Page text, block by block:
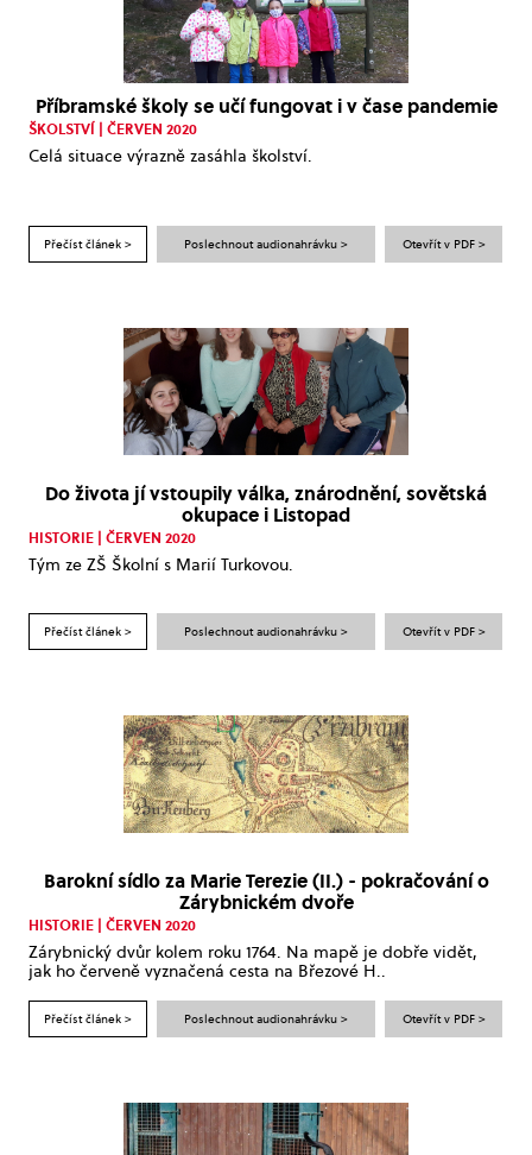
Příbramské školy se učí fungovat i v čase pandemie
ŠKOLSTVÍ | ČERVEN 2020
Celá situace výrazně zasáhla školství.
Přečíst článek > Poslechnout audionahrávku > Otevřít v PDF >
Do života jí vstoupily válka, znárodnění, sovětská
okupace i Listopad
HISTORIE | ČERVEN 2020
Tým ze ZŠ Školní s Marií Turkovou.
Přečíst článek > Poslechnout audionahrávku > Otevřít v PDF >
Barokní sídlo za Marie Terezie (II.) - pokračování o
Zárybnickém dvoře
HISTORIE | ČERVEN 2020
Zárybnický dvůr kolem roku 1764. Na mapě je dobře vidět,
jak ho červeně vyznačená cesta na Březové H..
Přečíst článek > Poslechnout audionahrávku > Otevřít v PDF >